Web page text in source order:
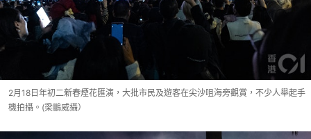
2月18日年初二新春煙花匯演，大批市民及遊客在尖沙咀海旁觀賞，不少人舉起手
機拍攝。(梁鵬威攝）